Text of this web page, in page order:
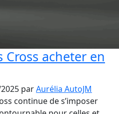
Cross acheter en
parAurélia AutoJM
continue de s’imposer